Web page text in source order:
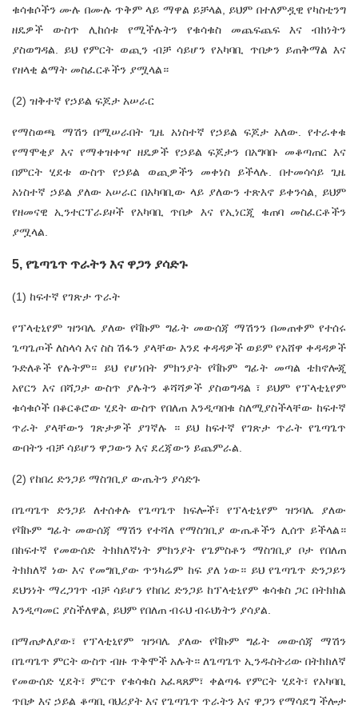
ቁሳቁሶችን ሙሉ በሙሉ ጥቅም ላይ ማዋል ይቻላል, ይህም በተለምዷዊ የካስቲንግ
ዘዴዎች ውስጥ ሊከሰቱ የሚችሉትን የቁሳቁስ መጨፍጨፍ እና ብክነትን
ያስወግዳል. ይህ የምርት ወጪን ብቻ ሳይሆን የአካባቢ ጥበቃን ይጠቅማል እና
የዘላቂ ልማት መስፈርቶችን ያሟላል።
(2) ዝቅተኛ የኃይል ፍጆታ አሠራር
የማስወጫ ማሽን በሚሠራበት ጊዜ አነስተኛ የኃይል ፍጆታ አለው. የተራቀቁ
የማሞቂያ እና የማቀዝቀዣ ዘዴዎች የኃይል ፍጆታን በአግባቡ መቆጣጠር እና
በምርት ሂደቱ ውስጥ የኃይል ወጪዎችን መቀነስ ይችላሉ. በተመሳሳይ ጊዜ
አነስተኛ ኃይል ያለው አሠራር በአካባቢው ላይ ያለውን ተጽእኖ ይቀንሳል, ይህም
የዘመናዊ ኢንተርፕራይዞች የአካባቢ ጥበቃ እና የኢነርጂ ቁጠባ መስፈርቶችን
ያሟላል.
5, የጌጣጌጥ ጥራትን እና ዋጋን ያሳድጉ
(1) ከፍተኛ የገጽታ ጥራት
የፕላቲኒየም ዝንባሌ ያለው የቫኩም ግፊት መውሰጃ ማሽንን በመጠቀም የተሰሩ
ጌጣጌጦች ለስላሳ እና ስስ ሽፋን ያላቸው እንደ ቀዳዳዎች ወይም የአሸዋ ቀዳዳዎች
ጉድለቶች የሉትም። ይህ የሆነበት ምክንያት የቫኩም ግፊት መጣል ቴክኖሎጂ
አየርን እና በሻጋታ ውስጥ ያሉትን ቆሻሻዎች ያስወግዳል ፣ ይህም የፕላቲኒየም
ቁሳቁሶች በቆርቆሮው ሂደት ውስጥ የበለጠ እንዲጣበቁ ስለሚያስችላቸው ከፍተኛ
ጥራት ያላቸውን ገጽታዎች ያገኛሉ ። ይህ ከፍተኛ የገጽታ ጥራት የጌጣጌጥ
ውበትን ብቻ ሳይሆን ዋጋውን እና ደረጃውን ይጨምራል.
(2) የከበረ ድንጋይ ማስገቢያ ውጤትን ያሳድጉ
በጌጣጌጥ ድንጋይ ለተሰቀሉ የጌጣጌጥ ክፍሎች፣ የፕላቲኒየም ዝንባሌ ያለው
የቫኩም ግፊት መውሰጃ ማሽን የተሻለ የማስገቢያ ውጤቶችን ሊሰጥ ይችላል።
በከፍተኛ የመውሰድ ትክክለኛነት ምክንያት የጌምስቶን ማስገቢያ ቦታ የበለጠ
ትክክለኛ ነው እና የመግቢያው ጥንካሬም ከፍ ያለ ነው። ይህ የጌጣጌጥ ድንጋይን
ደህንነት ማረጋገጥ ብቻ ሳይሆን የከበረ ድንጋይ ከፕላቲኒየም ቁሳቁስ ጋር በትክክል
እንዲጣመር ያስችለዋል, ይህም የበለጠ ብሩህ ብሩህነትን ያሳያል.
በማጠቃለያው፣ የፕላቲኒየም ዝንባሌ ያለውየቫኩም ግፊት መውሰጃ ማሽን
በጌጣጌጥ ምርት ውስጥ ብዙ ጥቅሞች አሉት። ለጌጣጌጥ ኢንዱስትሪው በትክክለኛ
የመውሰድ ሂደት፣ ምርጥ የቁሳቁስ አፈጻጸም፣ ቀልጣፋ የምርት ሂደት፣ የአካባቢ
ጥበቃ እና ኃይል ቆጣቢ ባህሪያት እና የጌጣጌጥ ጥራትን እና ዋጋን የማሳደግ ችሎታ